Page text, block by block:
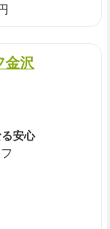
金沢
安心